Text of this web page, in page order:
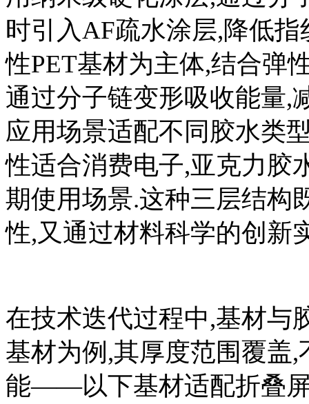
时引入AF疏水涂层,降低
性PET基材为主体,结合弹
通过分子链变形吸收能量,
应用场景适配不同胶水类
性适合消费电子,亚克力胶
期使用场景.这种三层结构
性,又通过材料科学的创新
在技术迭代过程中,基材与
基材为例,其厚度范围覆盖
能——以下基材适配折叠